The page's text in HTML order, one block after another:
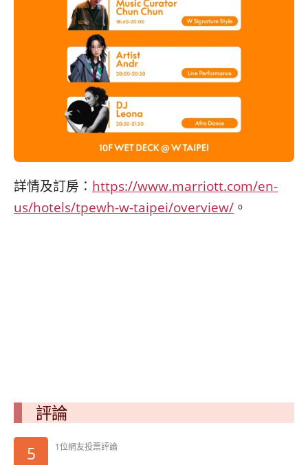
詳情及訂房： https://www.marriott.com/en-
us/hotels/tpewh-w-taipei/overview/ 。
評論
5
1位網友投票評論